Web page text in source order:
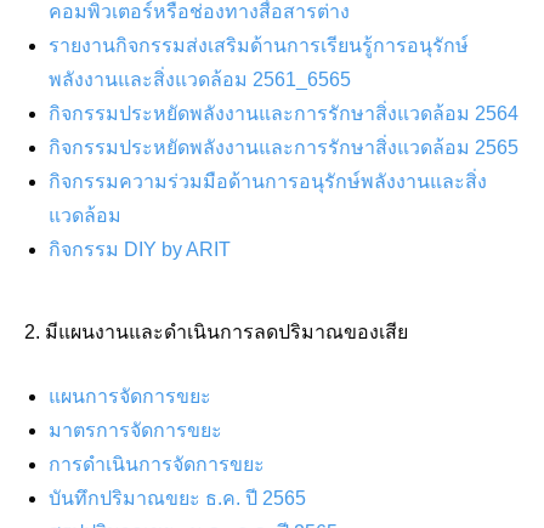
คอมพิวเตอร์หรือช่องทางสื่อสารต่าง
รายงานกิจกรรมส่งเสริมด้านการเรียนรู้การอนุรักษ์
พลังงานและสิ่งแวดล้อม 2561_6565
กิจกรรมประหยัดพลังงานและการรักษาสิ่งแวดล้อม 2564
กิจกรรมประหยัดพลังงานและการรักษาสิ่งแวดล้อม 2565
กิจกรรมความร่วมมือด้านการอนุรักษ์พลังงานและสิ่ง
แวดล้อม
กิจกรรม DIY by ARIT
2. มีแผนงานและดำเนินการลดปริมาณของเสีย
แผนการจัดการขยะ
มาตรการจัดการขยะ
การดำเนินการจัดการขยะ
บันทึกปริมาณขยะ ธ.ค. ปี 2565